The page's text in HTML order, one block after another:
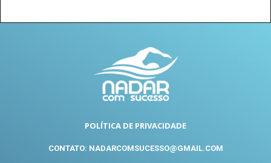
POLÍTICA DE PRIVACIDADE
CONTATO: NADARCOMSUCESSO@GMAIL.COM